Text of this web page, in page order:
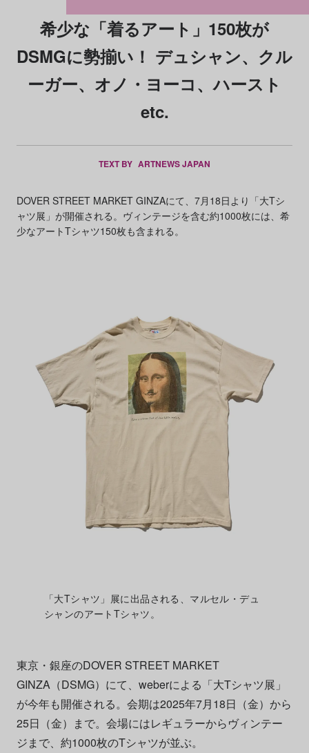
希少な「着るアート」150枚が
DSMGに勢揃い！ デュシャン、クル
ーガー、オノ・ヨーコ、ハースト
etc.
TEXT BY ARTNEWS JAPAN
DOVER STREET MARKET GINZAにて、7月18日より「大Tシ
ャツ展」が開催される。ヴィンテージを含む約1000枚には、希
少なアートTシャツ150枚も含まれる。
「大Tシャツ」展に出品される、マルセル・デュ
シャンのアートTシャツ。
東京・銀座のDOVER STREET MARKET
GINZA（DSMG）にて、weberによる「大Tシャツ展」
が今年も開催される。会期は2025年7月18日（金）から
25日（金）まで。会場にはレギュラーからヴィンテー
ジまで、約1000枚のTシャツが並ぶ。